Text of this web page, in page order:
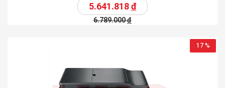
5.641.818đ
6.789.000đ
17 %